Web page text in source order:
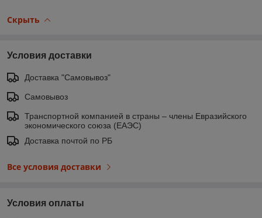
Скрыть
Условия доставки
Доставка "Самовывоз"
Самовывоз
Транспортной компанией в страны – члены Евразийского
экономического союза (ЕАЭС)
Доставка почтой по РБ
Все условия доставки
Условия оплаты